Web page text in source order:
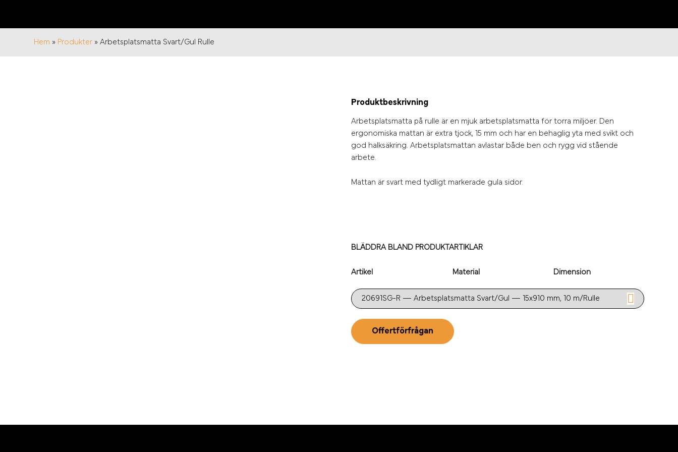
Hem » Produkter »Arbetsplatsmatta Svart/Gul Rulle
Produktbeskrivning
Arbetsplatsmatta på rulle är en mjuk arbetsplatsmatta för torra miljöer. Den
ergonomiska mattan är extra tjock, 15 mm och har en behaglig yta med svikt och
god halksäkring. Arbetsplatsmattan avlastar både ben och rygg vid stående
arbete.
Mattan är svart med tydligt markerade gula sidor.
BLÄDDRA BLAND PRODUKTARTIKLAR
Artikel Material Dimension
Offertförfrågan